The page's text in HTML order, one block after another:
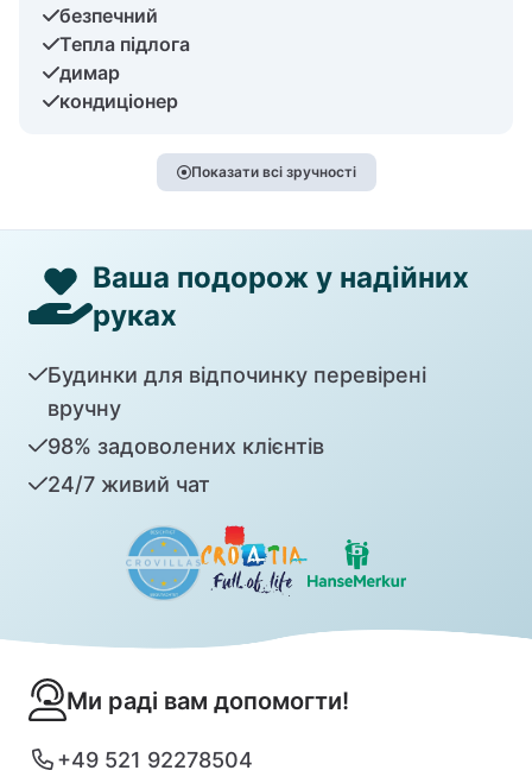
безпечний
Тепла підлога
димар
кондиціонер
Показати всі зручності
Ваша подорож у надійних
руках
Будинки для відпочинку перевірені
вручну
98% задоволених клієнтів
24/7 живий чат
Ми раді вам допомогти!
+49 521 92278504